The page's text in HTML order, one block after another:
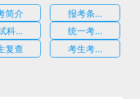
简介
报考条...
科...
统一考...
复查 考生考...